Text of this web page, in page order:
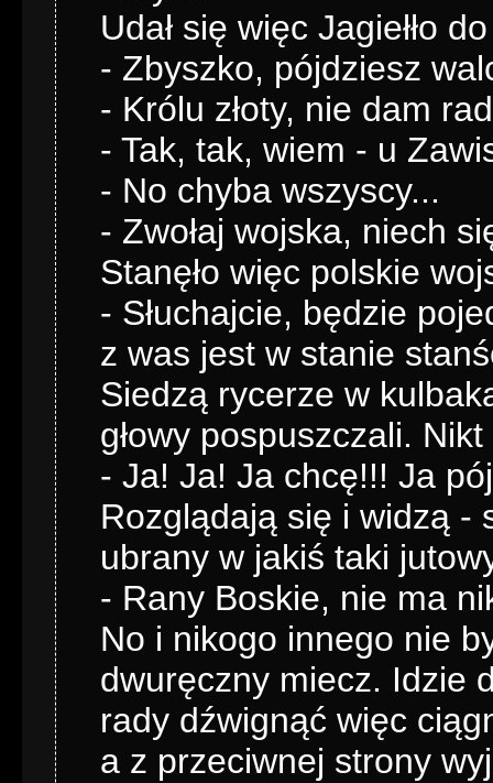
Udał się więc Jagiełło
- Zbyszko, pójdziesz
- Królu złoty, nie dam
- Tak, tak, wiem - u
- No chyba wszyscy...
- Zwołaj wojska, niech
Stanęło więc polskie
- Słuchajcie, będzie
z was jest w stanie
Siedzą rycerze w
głowy pospuszczali.
- Ja! Ja! Ja chcę!!! Ja
Rozglądają się i widzą -
ubrany w jakiś taki
- Rany Boskie, nie ma
No i nikogo innego nie
dwuręczny miecz. Idzie
rady dźwignąć więc
a z przeciwnej strony